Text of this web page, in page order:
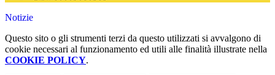
Notizie
Questo sito o gli strumenti terzi da questo utilizzati si avvalgono di
cookie necessari al funzionamento ed utili alle finalità illustrate nella
COOKIE POLICY.